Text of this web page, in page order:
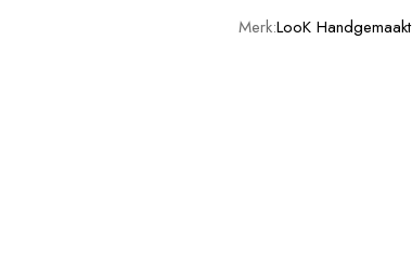
Merk:LooK Handgemaakt